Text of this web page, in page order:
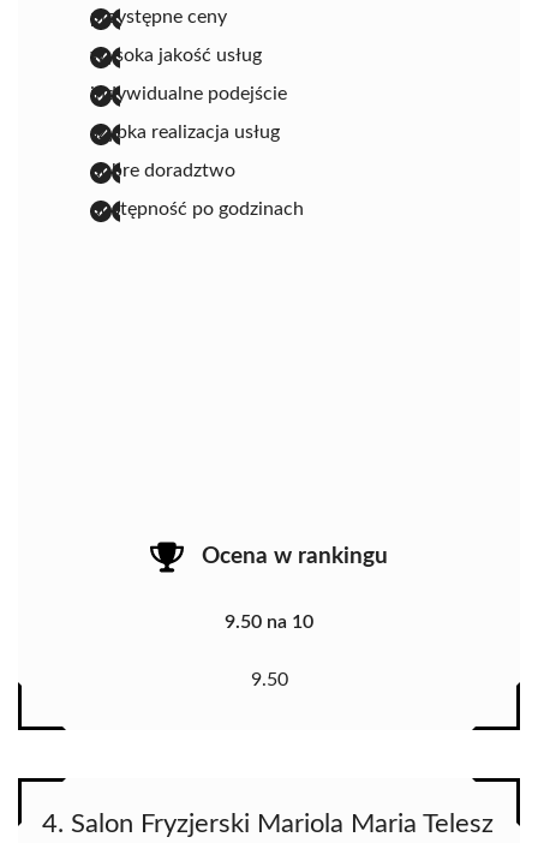
przystępne ceny
wysoka jakość usług
indywidualne podejście
szybka realizacja usług
dobre doradztwo
dostępność po godzinach
Ocena w rankingu
9.50 na 10
9.50
4. Salon Fryzjerski Mariola Maria Telesz